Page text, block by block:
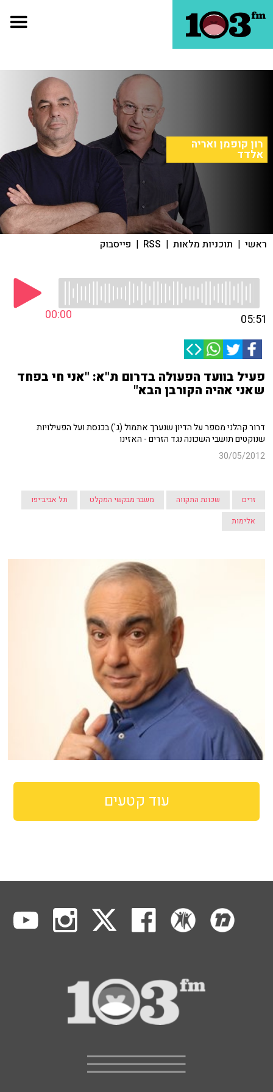
רון קופמן ואריה
אלדד
ראשי | תוכניות מלאות |
RSS
| פייסבוק
00:00 05:51
פעיל בוועד הפעולה בדרום ת"א: "אני חי בפחד
שאני אהיה הקורבן הבא"
דרור קהלני מספר על הדיון שנערך אתמול (ג') בכנסת ועל הפעילויות
שנוקטים תושבי השכונה נגד הזרים - האזינו
30/05/2012
זרים שכונת התקווה משבר מבקשי המקלט
תל אביב־יפו
אלימות
עוד קטעים